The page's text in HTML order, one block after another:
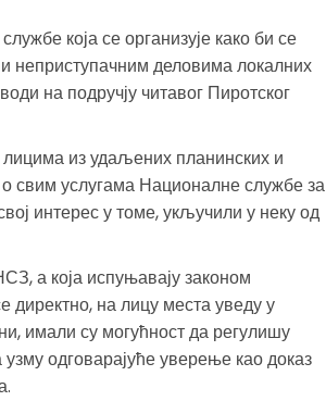
која се организује како би се
неприступачним деловима локалних
на подручју читавог Пиротског
из удаљених планинских и
свим услугама Националне службе за
интерес у томе, укључили у неку од
а која испуњавају законом
директно, на лицу места уведу у
имали су могућност да регулишу
одговарајуће уверење као доказ